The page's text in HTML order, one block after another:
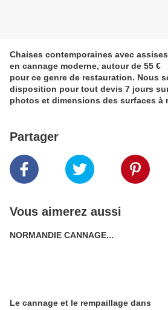
Chaises contemporaines avec assises
en cannage moderne, autour de 55 €
pour ce genre de restauration. Nous
disposition pour tout devis 7 jours
photos et dimensions des surfaces à
Partager
Vous aimerez aussi
NORMANDIE CANNAGE...
Le cannage et le rempaillage dans